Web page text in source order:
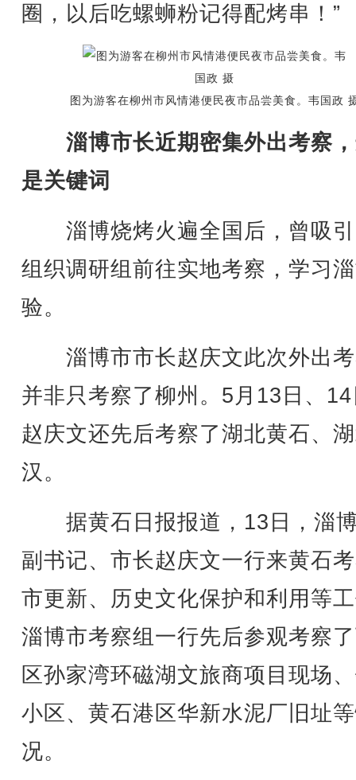
圈，以后吃螺蛳粉记得配烤串！”
图为游客在柳州市风情港便民夜市品尝美食。韦国政
淄博市长近期密集外出考察
是关键词
淄博烧烤火遍全国后，曾吸
组织调研组前往实地考察，学习
验。
淄博市市长赵庆文此次外出
并非只考察了柳州。5月13日、
赵庆文还先后考察了湖北黄石、
汉。
据黄石日报报道，13日，淄
副书记、市长赵庆文一行来黄石
市更新、历史文化保护和利用等
淄博市考察组一行先后参观考察
区孙家湾环磁湖文旅商项目现场
小区、黄石港区华新水泥厂旧址
况。